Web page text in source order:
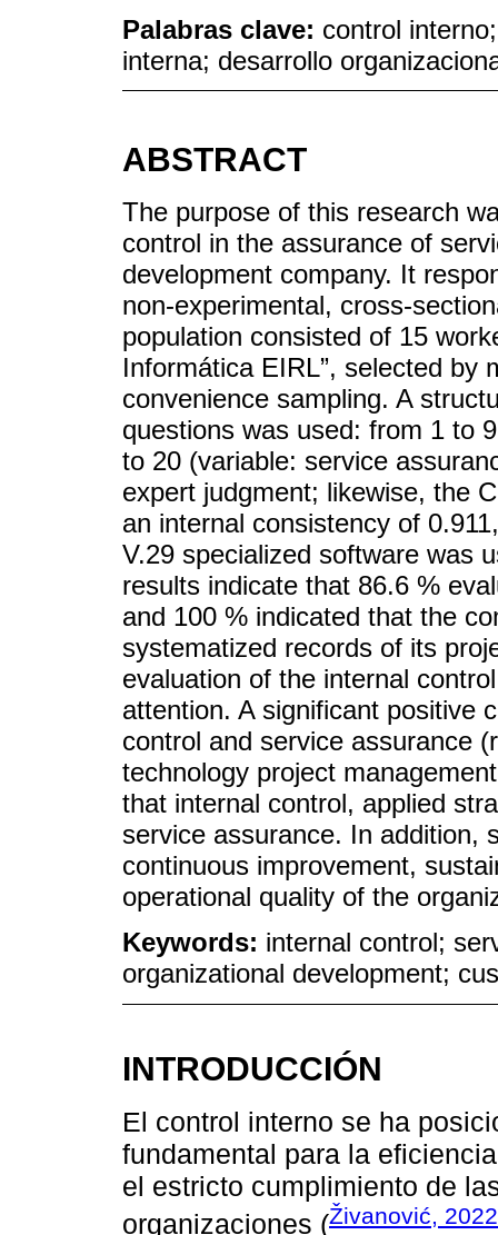
Palabras clave: control
interna; desarrollo
ABSTRACT
The purpose of this research
control in the assurance of
development company. It
non-experimental, cross-
population consisted of 15
Informática EIRL”, selected by
convenience sampling. A
questions was used: from 1 to
to 20 (variable: service
expert judgment; likewise, the
an internal consistency of
V.29 specialized software was
results indicate that 86.6 %
and 100 % indicated that the
systematized records of its
evaluation of the internal
attention. A significant positive
control and service assurance
technology project
that internal control, applied
service assurance. In addition,
continuous improvement,
operational quality of the
Keywords: internal control;
organizational development;
INTRODUCCIÓN
El control interno se ha
fundamental para la
el estricto cumplimiento de
organizaciones (Živanović, 2022